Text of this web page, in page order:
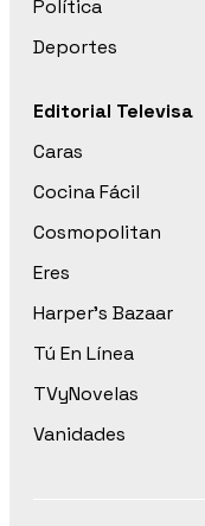
Política
Deportes
Editorial Televisa
Caras
Cocina Fácil
Cosmopolitan
Eres
Harper’s Bazaar
Tú En Línea
TVyNovelas
Vanidades